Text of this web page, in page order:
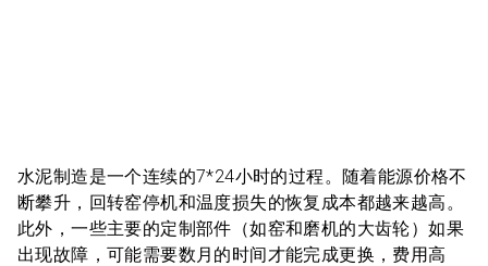
水泥制造是一个连续的7*24小时的过程。随着能源价格不
断攀升，回转窑停机和温度损失的恢复成本都越来越高。
此外，一些主要的定制部件（如窑和磨机的大齿轮）如果
出现故障，可能需要数月的时间才能完成更换，费用高